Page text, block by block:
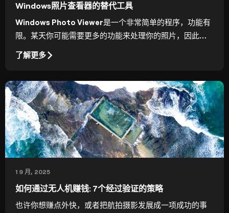
Windows照片查看器的替代工具
Windows Photo Viewer是一个非常简单的程序，功能有
限。某天你可能需要更多的功能来处理你的照片，因此我
们制作了这份Windows Photo Viewer替代方案的列表。
了解更多
1 9 月, 2025
如何通过无人机赚钱: 7个经过验证的策略
也许你想赚点外快，或者把航拍摄影发展成一项成功的事